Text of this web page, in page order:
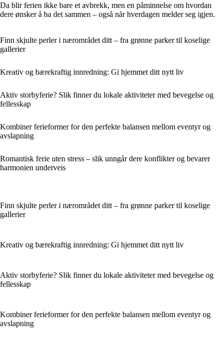
Da blir ferien ikke bare et avbrekk, men en påminnelse om hvordan
dere ønsker å ha det sammen – også når hverdagen melder seg igjen.
Finn skjulte perler i nærområdet ditt – fra grønne parker til koselige
gallerier
Kreativ og bærekraftig innredning: Gi hjemmet ditt nytt liv
Aktiv storbyferie? Slik finner du lokale aktiviteter med bevegelse og
fellesskap
Kombiner ferieformer for den perfekte balansen mellom eventyr og
avslapning
Romantisk ferie uten stress – slik unngår dere konflikter og bevarer
harmonien underveis
Finn skjulte perler i nærområdet ditt – fra grønne parker til koselige
gallerier
Kreativ og bærekraftig innredning: Gi hjemmet ditt nytt liv
Aktiv storbyferie? Slik finner du lokale aktiviteter med bevegelse og
fellesskap
Kombiner ferieformer for den perfekte balansen mellom eventyr og
avslapning